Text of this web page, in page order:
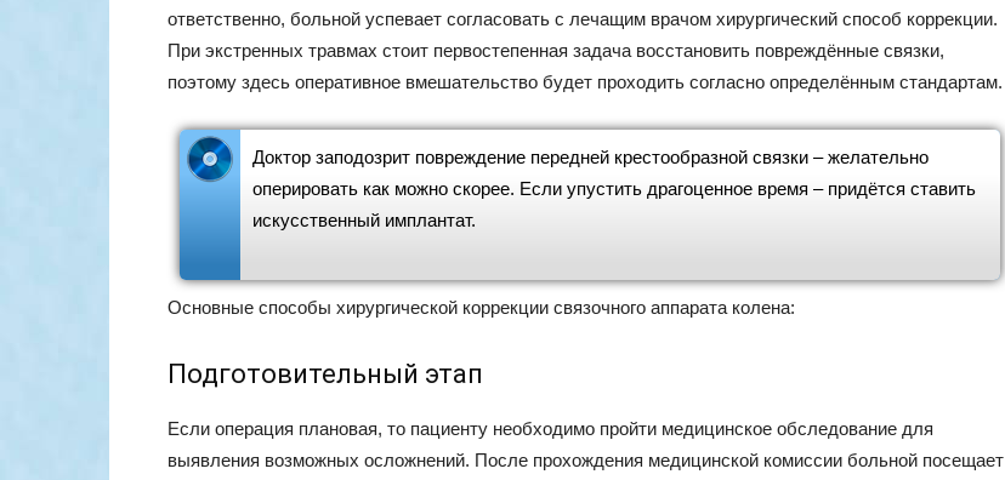
ответственно, больной успевает согласовать с лечащим врачом хирургический способ коррекции.
При экстренных травмах стоит первостепенная задача восстановить повреждённые связки,
поэтому здесь оперативное вмешательство будет проходить согласно определённым стандартам.
Доктор заподозрит повреждение передней крестообразной связки – желательно
оперировать как можно скорее. Если упустить драгоценное время – придётся ставить
искусственный имплантат.
Основные способы хирургической коррекции связочного аппарата колена:
Подготовительный этап
Если операция плановая, то пациенту необходимо пройти медицинское обследование для
выявления возможных осложнений. После прохождения медицинской комиссии больной посещает